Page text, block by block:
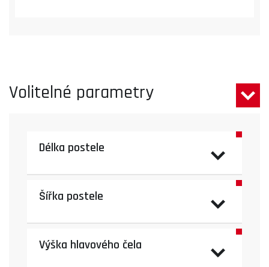
Volitelné parametry
Délka postele
Šířka postele
Výška hlavového čela